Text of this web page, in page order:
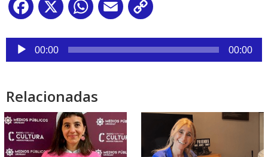
Facebook
X WhatsApp
Email
Reproductor
audio
00:00 00:00
Relacionadas